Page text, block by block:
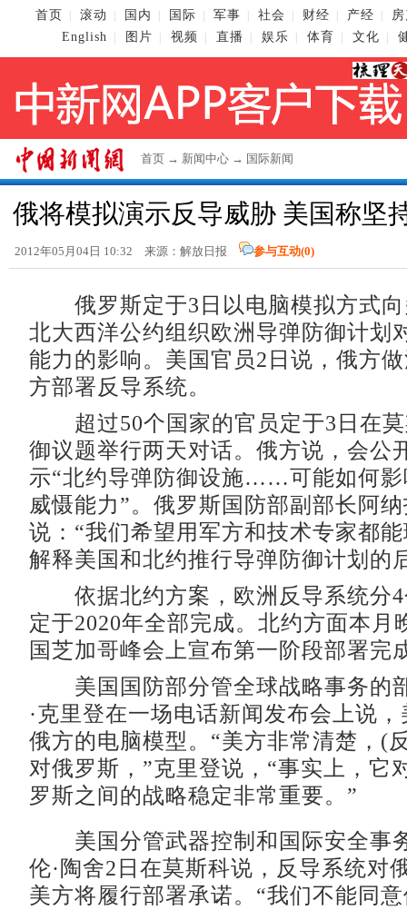
首页 滚动 国内 国际 军事 社会 财经 产经
English
图片 视频 直播 娱乐 体育 文化
首页 → 新闻中心 → 国际新闻
俄将模拟演示反导威胁 美国称坚
2012年05月04日 10:32 来源：解放日报 参与互动(0)
俄罗斯定于3日以电脑模拟方式向
北大西洋公约组织欧洲导弹防御计划
能力的影响。美国官员2日说，俄方
方部署反导系统。
超过50个国家的官员定于3日在莫
御议题举行两天对话。俄方说，会公
示“北约导弹防御设施……可能如何影
威慑能力”。俄罗斯国防部副部长阿
说：“我们希望用军方和技术专家都
解释美国和北约推行导弹防御计划的
依据北约方案，欧洲反导系统分4
定于2020年全部完成。北约方面本月
国芝加哥峰会上宣布第一阶段部署完
美国国防部分管全球战略事务的
·克里登在一场电话新闻发布会上说
俄方的电脑模型。“美方非常清楚，(
对俄罗斯，”克里登说，“事实上，它
罗斯之间的战略稳定非常重要。”
美国分管武器控制和国际安全事
伦·陶舍2日在莫斯科说，反导系统对
美方将履行部署承诺。“我们不能同